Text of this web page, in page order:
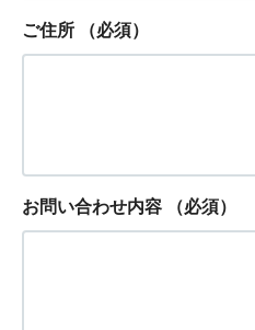
ご住所 （必須）
お問い合わせ内容 （必須）